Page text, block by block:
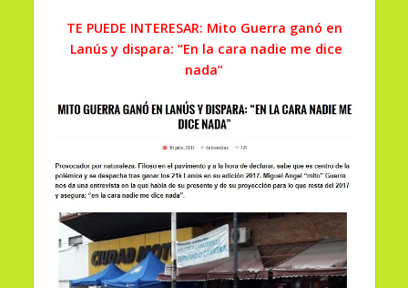
TE PUEDE INTERESAR: Mito Guerra ganó en
Lanús y dispara: “En la cara nadie me dice
nada”